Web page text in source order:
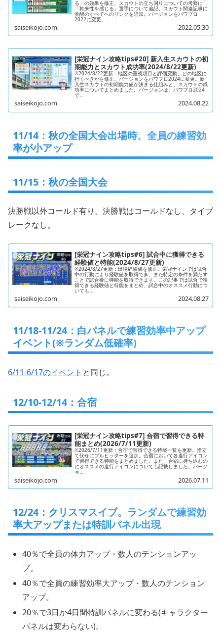
る」の効果を修正。スカウトの立ち回りについての考察に
「将来性を感じる」選手について追記。スカウト関連記事に
覚醒のすべてへのリンクを追加。バージョンをパワプロ
2022に変更。...
saiseikojo.com 2022.05.30
[栄冠ナイン攻略tips#20] 新入生スカウトの初
期能力とスカウト成功率(2024/8/22更新)
※2024/8/22更新：地区の重視項目と評価変動、どの地区に
行くべきかを修正。バージョンをパワプロ2024に変更。新
入生スカウトの初期能力値が決まる仕組みと、スカウトの成
功率についてまとめました。バージョンは、パワプロ2024
で...
saiseikojo.com 2024.08.22
11/14：秋の全国大会出場時、全員の練習効
率が小アップ
11/15：秋の全国大会
決勝戦以外コールド有り。決勝戦はコールドなし、タイブ
レークなし。
[栄冠ナイン攻略tips#6] 試合中に獲得できる
経験値と特能(2024/8/27更新)
※2024/8/27更新：出場経験値を修正。栄冠ナインでは試合
中の行動により経験値を取得でき、また特定の条件を満たす
ことで試合後に特能を取得できます。この記事では試合で獲
得できる経験値と特能をまとめ、試合中のオススメ行動につ
いても...
saiseikojo.com 2024.08.27
11/18-11/24：白パネルで練習効率中アップ
イベント(※ランダム低確率)
6/11-6/17のイベント と同じ。
12/10-12/14：合宿
[栄冠ナイン攻略tips#7] 合宿で習得できる特
能まとめ(2026/7/11更新)
※2026/7/11更新：合宿で習得できる特能一覧を更新。指立
て伏せにプルヒッターを追加。合宿において各進行アイコン
で習得できる特能をまとめました。また、合宿に持ち込むの
にオススメの進行アイコンについても記載しました。バージ
ョ...
saiseikojo.com 2026.07.11
12/24：クリスマスイブ。ランダムで練習効
率大アップまたは特訓パネル出現
40％で全員の体力アップ・数人のテンションアッ
プ。
40％で全員の練習効率大アップ・数人のテンション
アップ。
20％で3日か4日間特訓パネルに変わる(キャラクター
パネルは変わらない)。